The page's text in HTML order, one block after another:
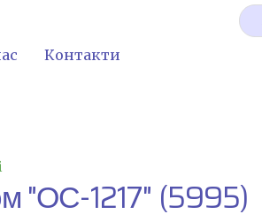
Контакти
"ОС-1217" (5995)